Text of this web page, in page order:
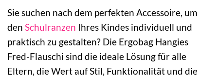
Sie suchen nach dem perfekten Accessoire, um
den Schulranzen Ihres Kindes individuell und
praktisch zu gestalten? Die Ergobag Hangies
Fred-Flauschi sind die ideale Lösung für alle
Eltern, die Wert auf Stil, Funktionalität und die